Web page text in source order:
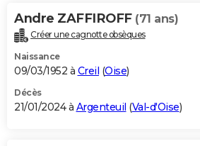
Alimentation
Guide de la santé
Maladies
Médicaments
Sommeil
VOYAGE
Destinations
City break
Voyage nature
Voyage de noces
Forum
Climat
+PHOTO
GUIDES D'ACHAT
BONS PLANS
Andre ZAFFIROFF (71 ans)
Créer une cagnotte obsèques
Naissance
09/03/1952 à Creil (Oise)
Décès
21/01/2024 à Argenteuil (Val-d'Oise)